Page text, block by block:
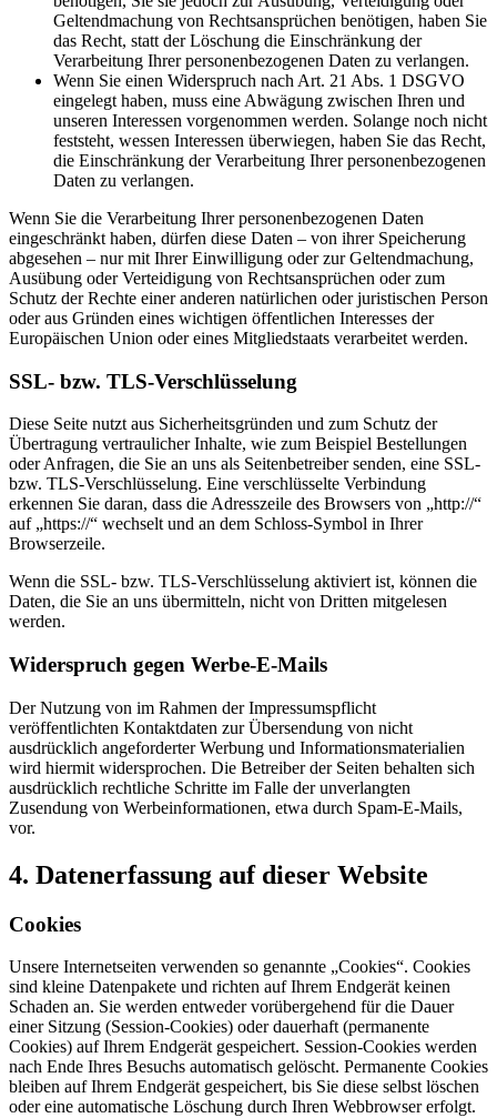
Geltendmachung von Rechtsansprüchen benötigen, haben Sie
das Recht, statt der Löschung die Einschränkung der
Verarbeitung Ihrer personenbezogenen Daten zu verlangen.
Wenn Sie einen Widerspruch nach Art. 21 Abs. 1 DSGVO
eingelegt haben, muss eine Abwägung zwischen Ihren und
unseren Interessen vorgenommen werden. Solange noch nicht
feststeht, wessen Interessen überwiegen, haben Sie das Recht,
die Einschränkung der Verarbeitung Ihrer personenbezogenen
Daten zu verlangen.
Wenn Sie die Verarbeitung Ihrer personenbezogenen Daten
eingeschränkt haben, dürfen diese Daten – von ihrer Speicherung
abgesehen – nur mit Ihrer Einwilligung oder zur Geltendmachung,
Ausübung oder Verteidigung von Rechtsansprüchen oder zum
Schutz der Rechte einer anderen natürlichen oder juristischen Person
oder aus Gründen eines wichtigen öffentlichen Interesses der
Europäischen Union oder eines Mitgliedstaats verarbeitet werden.
SSL- bzw. TLS-Verschlüsselung
Diese Seite nutzt aus Sicherheitsgründen und zum Schutz der
Übertragung vertraulicher Inhalte, wie zum Beispiel Bestellungen
oder Anfragen, die Sie an uns als Seitenbetreiber senden, eine SSL-
bzw. TLS-Verschlüsselung. Eine verschlüsselte Verbindung
erkennen Sie daran, dass die Adresszeile des Browsers von „http://“
auf „https://“ wechselt und an dem Schloss-Symbol in Ihrer
Browserzeile.
Wenn die SSL- bzw. TLS-Verschlüsselung aktiviert ist, können die
Daten, die Sie an uns übermitteln, nicht von Dritten mitgelesen
werden.
Widerspruch gegen Werbe-E-Mails
Der Nutzung von im Rahmen der Impressumspflicht
veröffentlichten Kontaktdaten zur Übersendung von nicht
ausdrücklich angeforderter Werbung und Informationsmaterialien
wird hiermit widersprochen. Die Betreiber der Seiten behalten sich
ausdrücklich rechtliche Schritte im Falle der unverlangten
Zusendung von Werbeinformationen, etwa durch Spam-E-Mails,
vor.
4. Datenerfassung auf dieser Website
Cookies
Unsere Internetseiten verwenden so genannte „Cookies“. Cookies
sind kleine Datenpakete und richten auf Ihrem Endgerät keinen
Schaden an. Sie werden entweder vorübergehend für die Dauer
einer Sitzung (Session-Cookies) oder dauerhaft (permanente
Cookies) auf Ihrem Endgerät gespeichert. Session-Cookies werden
nach Ende Ihres Besuchs automatisch gelöscht. Permanente Cookies
bleiben auf Ihrem Endgerät gespeichert, bis Sie diese selbst löschen
oder eine automatische Löschung durch Ihren Webbrowser erfolgt.